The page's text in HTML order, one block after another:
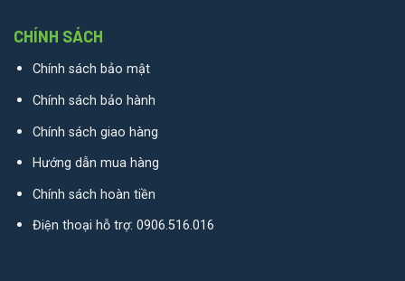
CHÍNH SÁCH
Chính sách bảo mật
Chính sách bảo hành
Chính sách giao hàng
Hướng dẫn mua hàng
Chính sách hoàn tiền
Điện thoại hỗ trợ: 0906.516.016